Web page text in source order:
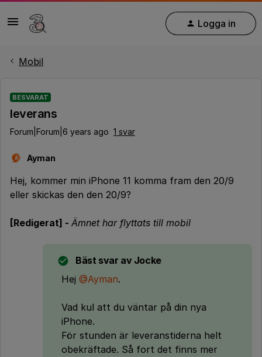
Logga in
Mobil
BESVARAT
leverans
Forum|Forum|6 years ago 1 svar
A Ayman
Hej, kommer min iPhone 11 komma fram den 20/9
eller skickas den den 20/9?
[Redigerat] - Ämnet har flyttats till mobil
Bäst svar av Jocke
Hej @Ayman.
Vad kul att du väntar på din nya
iPhone.
För stunden är leveranstiderna helt
obekräftade. Så fort det finns mer